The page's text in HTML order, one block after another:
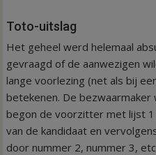
Toto-uitslag
Het geheel werd helemaal
gevraagd of de aanwezigen
lange voorlezing (net als bij
betekenen. De bezwaarmaker
begon de voorzitter met lijst
van de kandidaat en
door nummer 2, nummer 3,